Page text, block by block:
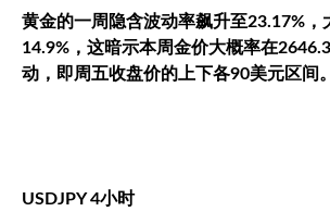
黄金的一周隐含波动率飙升至23.17%
14.9% ，这暗示本周金价大概率在
动，即周五收盘价的上下各90美元区间。
USDJPY 4小时